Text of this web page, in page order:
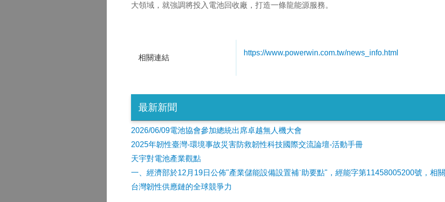
大領域，就強調將投入電池回收廠，打造一條龍能源服務。
相關連結
https://www.powerwin.com.tw/news_info.html
最新新聞
2026/06/09電池協會參加總統出席卓越無人機大會
2025年韌性臺灣-環境事故災害防救韌性科技國際交流論壇-活動手冊
天宇對電池產業觀點
​一、經濟部於12月19日公佈"產業儲能設備設置補ˋ助要點"，經能字第11458005200號，相關
台灣韌性供應鏈的全球競爭力